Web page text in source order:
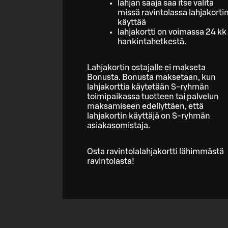
lahjan saaja saa itse valita
missä ravintolassa
käyttää
lahjakortti on voimassa 24 kk
hankintahetkestä.
Lahjakortin ostajalle ei makseta
Bonusta. Bonusta maksetaan, kun
lahjakorttia käytetään S-ryhmän
toimipaikassa tuotteen tai palvelun
maksamiseen edellyttäen, että
lahjakortin käyttäjä on S-ryhmän
asiakasomistaja.
Osta ravintolalahjakortti lähimmästä
ravintolasta!